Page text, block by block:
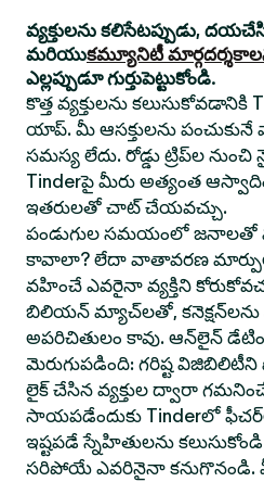
వ్యక్తులను కలిసేటప్పుడు,
మరియుకమ్యూనిటీ
ఎల్లప్పుడూ గుర్తుపెట్టుకోండి.
కొత్త వ్యక్తులను కలుసుకోవడానికి
యాప్. మీ ఆసక్తులను పంచుకునే
సమస్య లేదు. రోడ్డు ట్రిప్‌ల
Tinderపై మీరు అత్యంత
ఇతరులతో చాట్ చేయవచ్చు.
పండుగుల సమయంలో జనాలతో
కావాలా? లేదా వాతావరణ మార్పుల
వహించే ఎవరైనా వ్యక్తిని
బిలియన్ మ్యాచ్‌లతో,
అపరిచితులం కావు. ఆన్‌లైన్
మెరుగుపడింది: గరిష్ట
లైక్ చేసిన వ్యక్తుల ద్వారా
సాయపడేందుకు Tinderలో
ఇష్టపడే స్నేహితులను
సరిపోయే ఎవరినైనా కనుగొనండి.